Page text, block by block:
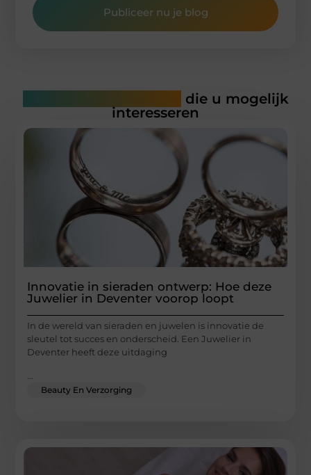
Publiceer nu je blog
die u mogelijk
interesseren
Innovatie in sieraden ontwerp: Hoe deze
Juwelier in Deventer voorop loopt
In de wereld van sieraden en juwelen is innovatie de
sleutel tot succes en onderscheid. Een Juwelier in
Deventer heeft deze uitdaging
Beauty En Verzorging